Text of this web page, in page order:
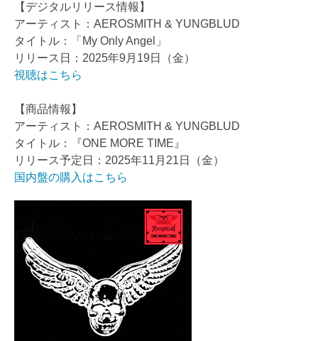
【デジタルリリース情報】
アーティスト：AEROSMITH & YUNGBLUD
タイトル：「My Only Angel」
リリース日：2025年9月19日（金）
視聴はこちら
【商品情報】
アーティスト：AEROSMITH & YUNGBLUD
タイトル：『ONE MORE TIME』
リリース予定日：2025年11月21日（金）
国内盤の購入はこちら